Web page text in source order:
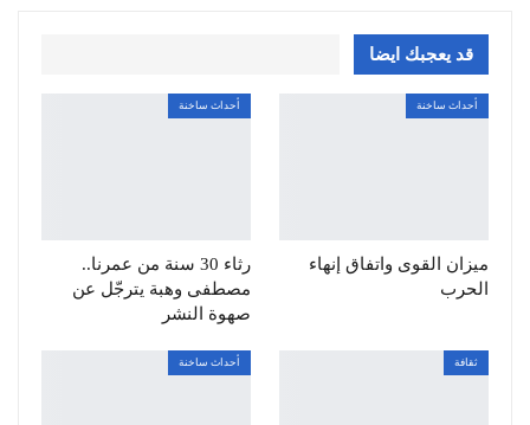
قد يعجبك ايضا
أحداث ساخنة
ميزان القوى واتفاق إنهاء
الحرب
أحداث ساخنة
رثاء 30 سنة من عمرنا..
مصطفى وهبة يترجّل عن
صهوة النشر
ثقافة أحداث ساخنة